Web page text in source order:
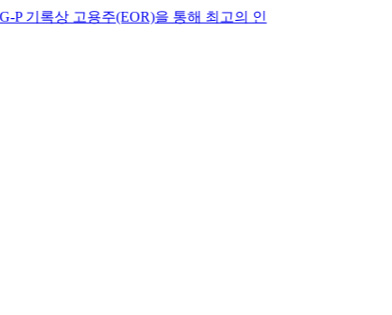
용주(EOR)을 통해 최고의 인